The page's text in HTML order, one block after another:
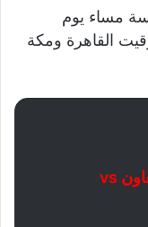
مساء يوم
بتوقيت القاهرة ومكة
التعاون vs